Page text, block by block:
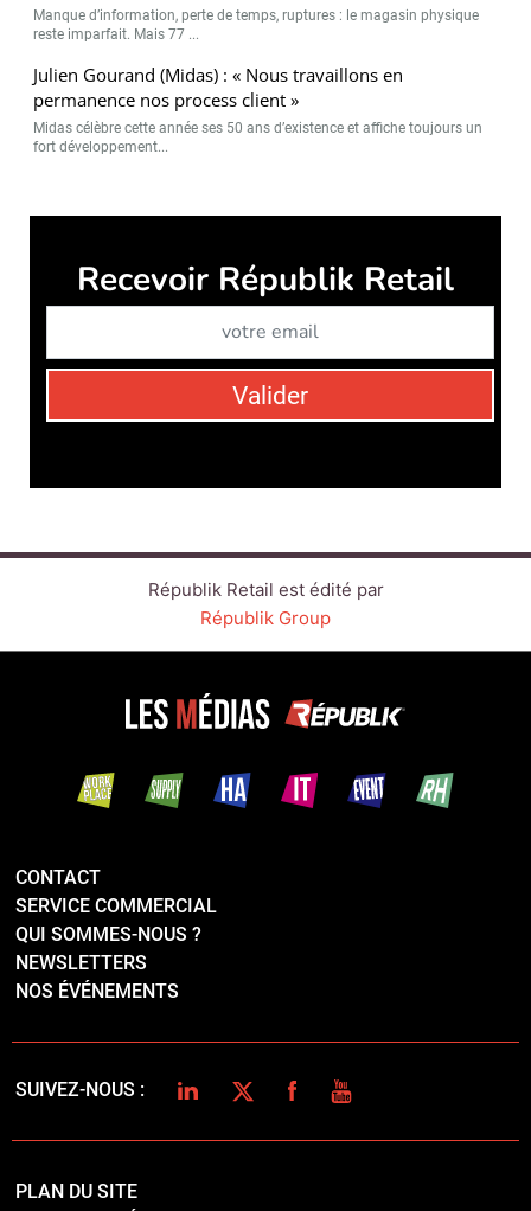
Manque d’information, perte de temps, ruptures : le magasin physique
reste imparfait. Mais 77 ...
Julien Gourand (Midas) : « Nous travaillons en
permanence nos process client »
Midas célèbre cette année ses 50 ans d’existence et affiche toujours un
fort développement...
Républik Retail est édité par
SERVICE COMMERCIAL
SUIVEZ-NOUS : LINKEDINTWITTERFACEBOOK
YOUTUBE
PLAN DU SITE
MENTIONS LÉGALES
POLITIQUE DE CONFIDENTIALITÉ
COOKIES